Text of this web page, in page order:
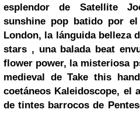
esplendor de Satellite
sunshine pop batido por
London, la lánguida belleza
stars , una balada beat
flower power, la misteriosa
medieval de Take this
coetáneos Kaleidoscope, el
de tintes barrocos de